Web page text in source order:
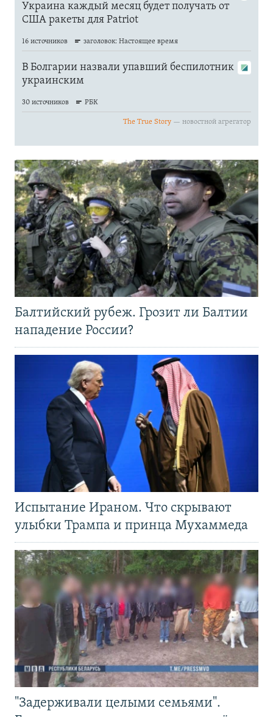
Балтийский рубеж. Грозит ли Балтии
нападение России?
Испытание Ираном. Что скрывают
улыбки Трампа и принца Мухаммеда
"Задерживали целыми семьями".